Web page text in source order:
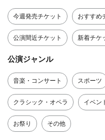
今週発売チケット おすすめ
公演間近チケット 新着チケ
公演ジャンル
音楽・コンサート スポーツ
クラシック・オペラ イベン
お祭り その他